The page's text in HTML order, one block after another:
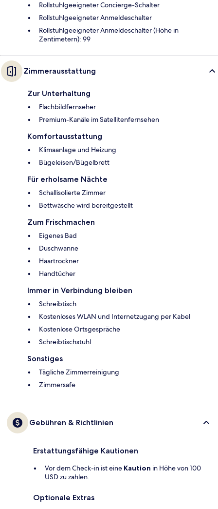
Rollstuhlgeeigneter Concierge-Schalter
Rollstuhlgeeigneter Anmeldeschalter
Rollstuhlgeeigneter Anmeldeschalter (Höhe in
Zentimetern): 99
Zimmerausstattung
Zur Unterhaltung
Flachbildfernseher
Premium-Kanäle im Satellitenfernsehen
Komfortausstattung
Klimaanlage und Heizung
Bügeleisen/Bügelbrett
Für erholsame Nächte
Schallisolierte Zimmer
Bettwäsche wird bereitgestellt
Zum Frischmachen
Eigenes Bad
Duschwanne
Haartrockner
Handtücher
Immer in Verbindung bleiben
Schreibtisch
Kostenloses WLAN und Internetzugang per Kabel
Kostenlose Ortsgespräche
Schreibtischstuhl
Sonstiges
Tägliche Zimmerreinigung
Zimmersafe
Gebühren & Richtlinien
Erstattungsfähige Kautionen
Vor dem Check-in ist eine Kaution in Höhe von 100
USD zu zahlen.
Optionale Extras